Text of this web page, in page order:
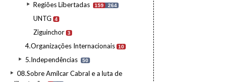
Regiões Libertadas 159 264
UNTG 4
Ziguinchor 3
4.Organizações Internacionais 10
5.Independências 50
08.Sobre Amílcar Cabral e a luta de